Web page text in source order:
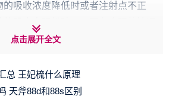
吸收浓度降低时或者注射点不正
的肌肉出现松弛。只要在合理的情况
可以恢复到本来的样子。
点击展开全文
总 王妃梳什么原理
天斧88d和88s区别